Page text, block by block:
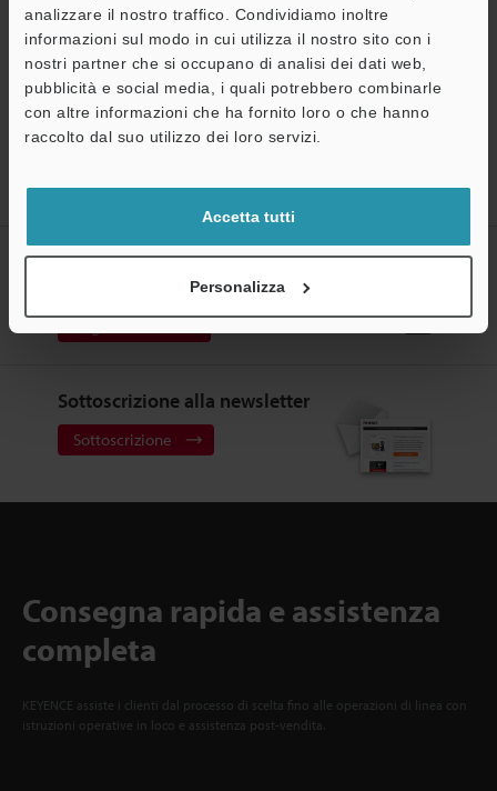
analizzare il nostro traffico. Condividiamo inoltre
informazioni sul modo in cui utilizza il nostro sito con i
nostri partner che si occupano di analisi dei dati web,
pubblicità e social media, i quali potrebbero combinarle
con altre informazioni che ha fornito loro o che hanno
raccolto dal suo utilizzo dei loro servizi.
Accetta tutti
Personalizza
Ritorno alla Selezione di prodotti per industria e
applicazione
CREA IL TUO ACCOUNT
Sottoscrizione alla newsletter
Sottoscrizione
Consegna rapida e assistenza
completa
KEYENCE assiste i clienti dal processo di scelta fino alle operazioni di linea con
istruzioni operative in loco e assistenza post-vendita.